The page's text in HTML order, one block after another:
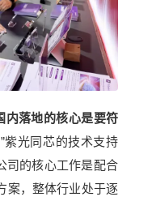
内落地的核心是要符
”紫光同芯的技术支持
司的核心工作是配合
案，整体行业处于逐